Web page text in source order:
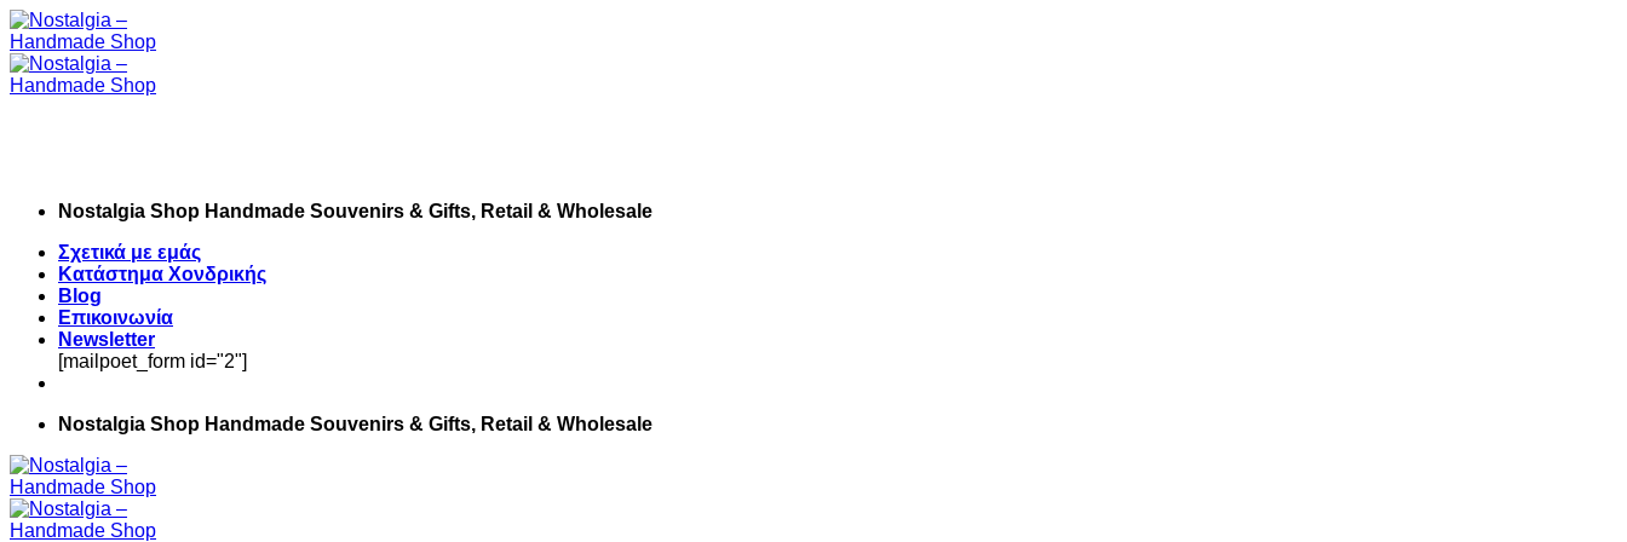
Skip
to
content
Nostalgia Shop Handmade Souvenirs & Gifts, Retail & Wholesale
Σχετικά με εμάς
Κατάστημα Χονδρικής
Blog
Επικοινωνία
Newsletter
[mailpoet_form id="2"]
Nostalgia Shop Handmade Souvenirs & Gifts, Retail & Wholesale